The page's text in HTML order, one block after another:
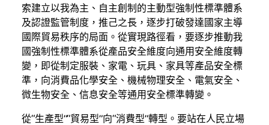
索建立以我為主、自主創制的主動型強制性標準體系
及認證監管制度，推己之長，逐步打破發達國家主導
國際貿易秩序的局面。從實現路徑看，要逐步推動我
國強制性標準體系從產品安全維度向通用安全維度轉
變，即從制定服裝、家電、玩具、家具等產品安全標
準，向消費品化學安全、機械物理安全、電氣安全、
微生物安全、信息安全等通用安全標準轉變。
從“生產型”“貿易型”向“消費型”轉型。要站在人民立場